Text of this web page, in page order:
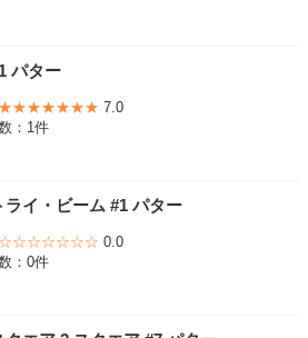
パター
★★★★★★★ 7.0
：1件
イ・ビーム #1 パター
☆☆☆☆☆☆☆ 0.0
：0件